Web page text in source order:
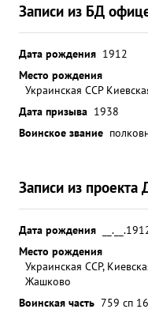
Записи из БД
Дата рождения 1912
Место рождения
Украинская ССР
Дата призыва 1938
Воинское звание
Записи из проекта
Дата рождения
Место рождения
Украинская ССР,
Жашково
Воинская часть 759 сп